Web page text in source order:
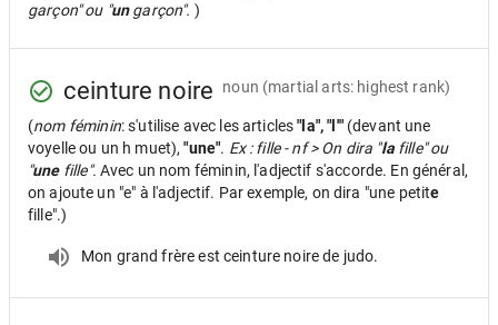
garçon" ou "ungarçon". )
ceinture noire noun (martial arts: highest rank)
(nom féminin: s'utilise avec les articles"la", "l'" (devant une
voyelle ou un h muet),"une". Ex : fille - nf > On dira "lafille" ou
"unefille". Avec un nom féminin, l'adjectif s'accorde. En général,
on ajoute un "e" à l'adjectif. Par exemple, on dira "une petite
fille".)
Mon grand frère est ceinture noire de judo.